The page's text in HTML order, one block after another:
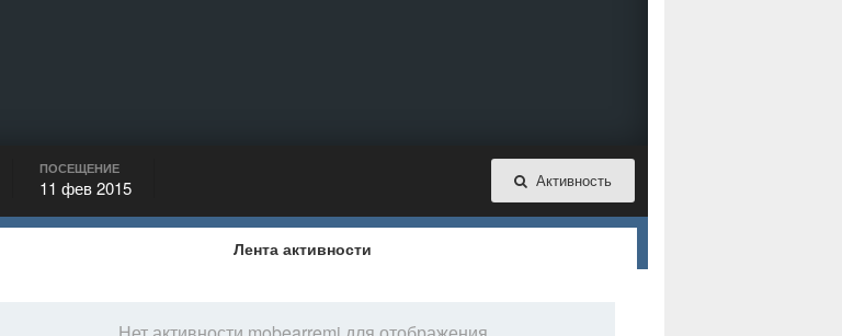
Активность
ПОСЕЩЕНИЕ
11 фев 2015
Лента активности